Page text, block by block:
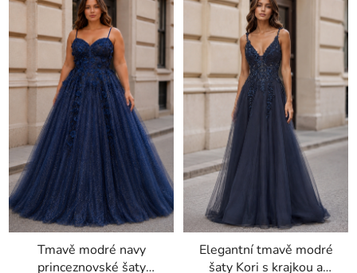
Tmavě modré navy
princeznovské šaty
Elegantní tmavě modré
šaty Kori s krajkou a